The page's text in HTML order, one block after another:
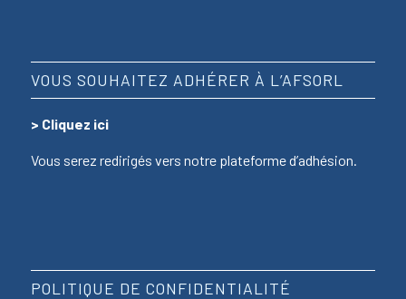
VOUS SOUHAITEZ ADHÉRER À L’AFSORL
> Cliquez ici
Vous serez redirigés vers notre plateforme d’adhésion.
POLITIQUE DE CONFIDENTIALITÉ